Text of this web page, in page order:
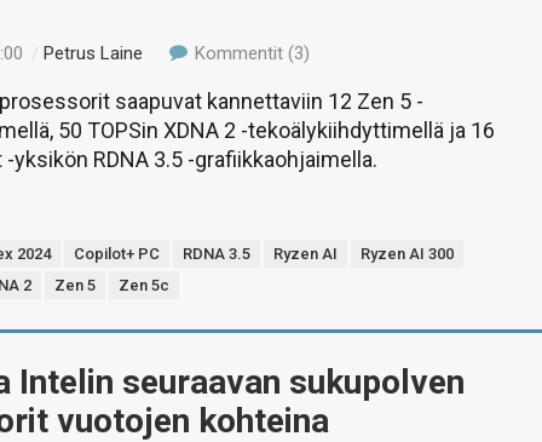
/Petrus Laine Kommentit (3)
saapuvat kannettaviin 12 Zen 5 -
50 TOPSin XDNA 2 -tekoälykiihdyttimellä ja 16
yksikön RDNA 3.5 -grafiikkaohjaimella.
2024 Copilot+ PC RDNA 3.5 Ryzen AI
Ryzen AI 300
2
Zen 5 Zen 5c
Intelin seuraavan sukupolven
vuotojen kohteina